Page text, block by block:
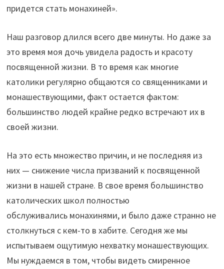
придется стать монахиней».
Наш разговор длился всего две минуты. Но даже за
это время моя дочь увидела радость и красоту
посвященной жизни. В то время как многие
католики регулярно общаются со священниками и
монашествующими, факт остается фактом:
большинство людей крайне редко встречают их в
своей жизни.
На это есть множество причин, и не последняя из
них — снижение числа призваний к посвященной
жизни в нашей стране. В свое время большинство
католических школ полностью
обслуживались монахинями, и было даже странно не
столкнуться с кем-то в хабите. Сегодня же мы
испытываем ощутимую нехватку монашествующих.
Мы нуждаемся в том, чтобы видеть смиренное